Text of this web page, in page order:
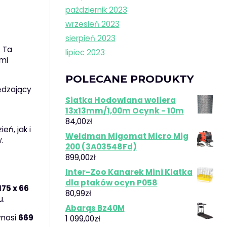
Ta
jak i
x 66
669
październik 2023
wrzesień 2023
sierpień 2023
lipiec 2023
POLECANE PRODUKTY
Siatka Hodowlana woliera
13x13mm/1,00m Ocynk - 10m
84,00zł
Weldman Migomat Micro Mig
200 (3A03548Fd)
899,00zł
Inter-Zoo Kanarek Mini Klatka
dla ptaków ocyn P058
80,99zł
Abarqs Bz40M
1 099,00zł